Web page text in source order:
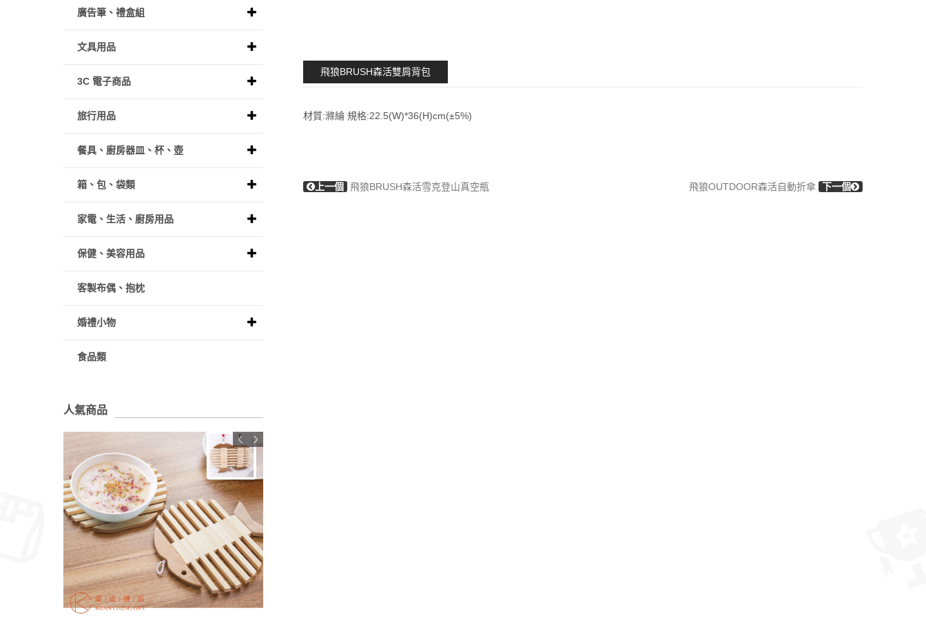
飛狼BRUSH森活雙肩背包
材質:滌綸 規格:22.5(W)*36(H)cm(±5%)
上一個 飛狼BRUSH森活雪克登山真空瓶 飛狼OUTDOOR森活自動折傘 下一個
廣告筆、禮盒組
文具用品
3C 電子商品
旅行用品
餐具、廚房器皿、杯、壺
箱、包、袋類
家電、生活、廚房用品
保健、美容用品
客製布偶、抱枕
婚禮小物
食品類
人氣商品